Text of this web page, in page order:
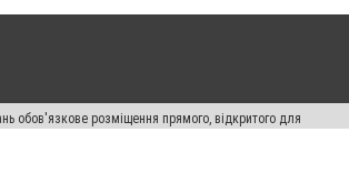
обов'язкове розміщення прямого, відкритого для